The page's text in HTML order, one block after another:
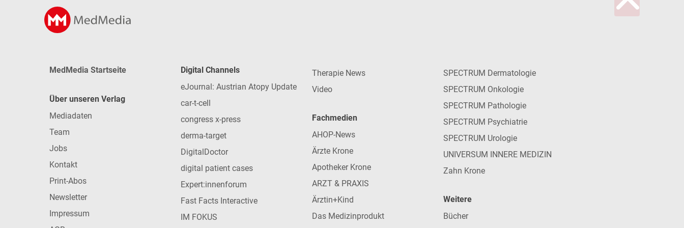
MedMedia Startseite
Über unseren Verlag
Mediadaten
Team
Jobs
Kontakt
Print-Abos
Newsletter
Impressum
Digital Channels
eJournal: Austrian Atopy Update
car-t-cell
congress x-press
derma-target
DigitalDoctor
digital patient cases
Expert:innenforum
Fast Facts Interactive
IM FOKUS
Therapie News
Video
Fachmedien
AHOP-News
Ärzte Krone
Apotheker Krone
ARZT & PRAXIS
Ärztin+Kind
Das Medizinprodukt
SPECTRUM Dermatologie
SPECTRUM Onkologie
SPECTRUM Pathologie
SPECTRUM Psychiatrie
SPECTRUM Urologie
UNIVERSUM INNERE MEDIZIN
Zahn Krone
Weitere
Bücher